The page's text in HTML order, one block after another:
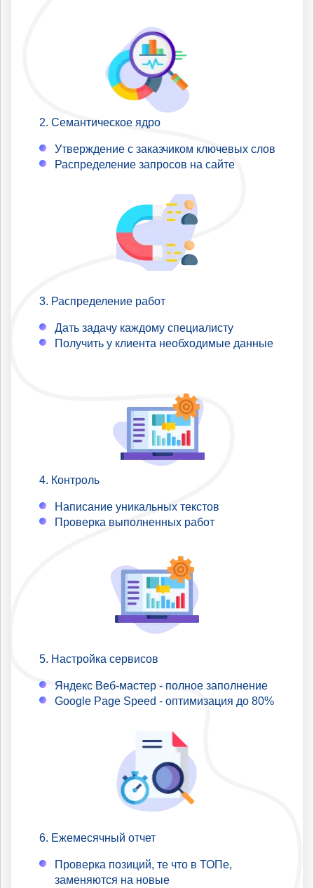
Семантическое ядро
Утверждение с заказчиком ключевых слов
Распределение запросов на сайте
Распределение работ
Дать задачу каждому специалисту
Получить у клиента необходимые данные
Контроль
Написание уникальных текстов
Проверка выполненных работ
Настройка сервисов
Яндекс Веб-мастер - полное заполнение
Google Page Speed - оптимизация до 80%
Ежемесячный отчет
Проверка позиций, те что в ТОПе,
заменяются на новые